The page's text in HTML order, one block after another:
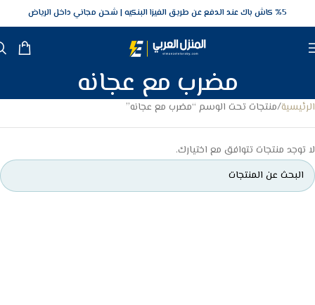
5‎% كاش باك عند الدفع عن طريق الفيزا البنكيه شحن مجاني داخل الرياض
مضرب مع عجانه
الرئيسية منتجات تحت الوسم “مضرب مع عجانه”
لا توجد منتجات تتوافق مع اختيارك.